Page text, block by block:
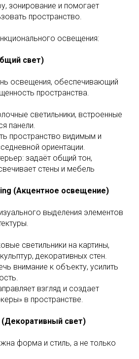
зонирование и помогает
пространство.
освещения:
свет)
освещения, обеспечивающий
пространства.
светильники, встроенные
панели.
пространство видимым и
ориентации.
задаёт общий тон,
стены и мебель
(Акцентное освещение)
выделения элементов
светильники на картины,
декоративных стен.
внимание к объекту, усилить
взгляд и создает
в пространстве.
свет)
форма и стиль, а не только